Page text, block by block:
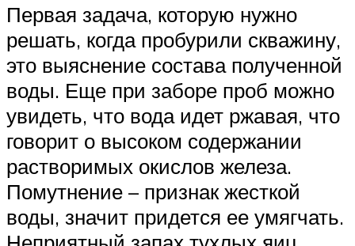
Первая задача, которую нужно
решать, когда пробурили скважину,
это выяснение состава полученной
воды. Еще при заборе проб можно
увидеть, что вода идет ржавая, что
говорит о высоком содержании
растворимых окислов железа.
Помутнение – признак жесткой
воды, значит придется ее умягчать.